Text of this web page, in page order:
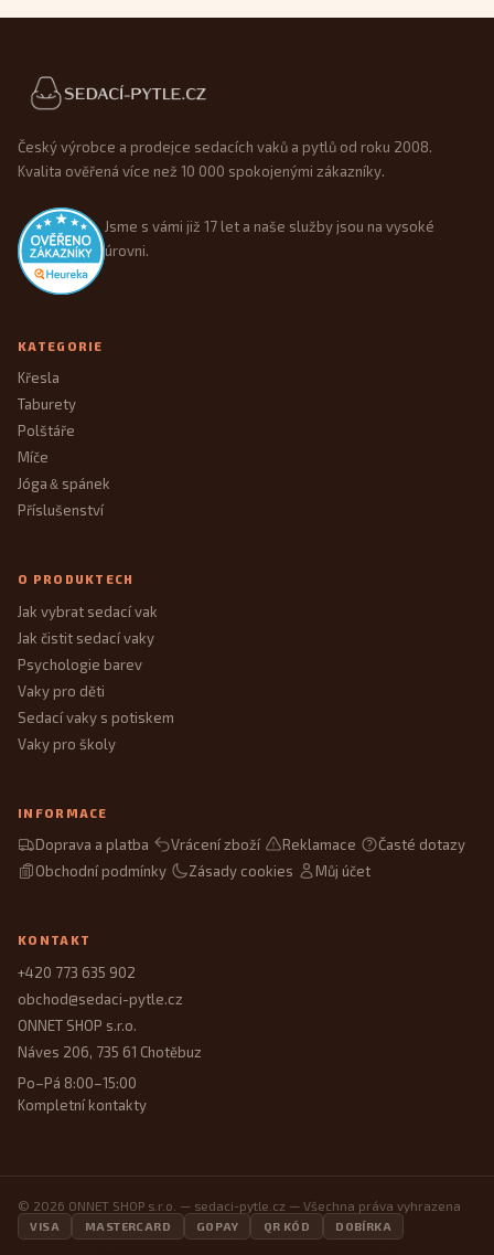
Patička webu
Český výrobce a prodejce sedacích vaků a pytlů od roku 2008.
Kvalita ověřená více než 10 000 spokojenými zákazníky.
Jsme s vámi již 17 let a naše služby jsou na vysoké
úrovni.
KATEGORIE
Křesla
Taburety
Polštáře
Míče
Jóga&spánek
Příslušenství
O PRODUKTECH
Jak vybrat sedací vak
Jak čistit sedací vaky
Psychologie barev
Vaky pro děti
Sedací vaky s potiskem
Vaky pro školy
INFORMACE
Doprava a platba Vrácení zboží Reklamace
Časté dotazy
Obchodní podmínky
Zásady cookies Můj účet
KONTAKT
+420 773 635 902
obchod@sedaci-pytle.cz
ONNET SHOP s.r.o.
Náves 206, 735 61 Chotěbuz
Po–Pá 8:00–15:00
Kompletní kontakty
© 2026 ONNET SHOP s.r.o. — sedaci-pytle.cz — Všechna práva vyhrazena
VISA MASTERCARD GOPAY QR KÓD DOBÍRKA